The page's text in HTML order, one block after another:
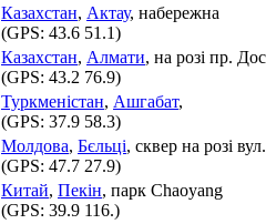
Казахстан, Актау, набережна
(GPS: 43.6 51.1)
Казахстан, Алмати, на розі пр.
(GPS: 43.2 76.9)
Туркменістан, Ашгабат,
(GPS: 37.9 58.3)
Молдова, Бєльці, сквер на розі
(GPS: 47.7 27.9)
Китай, Пекін, парк Chaoyang
(GPS: 39.9 116.)